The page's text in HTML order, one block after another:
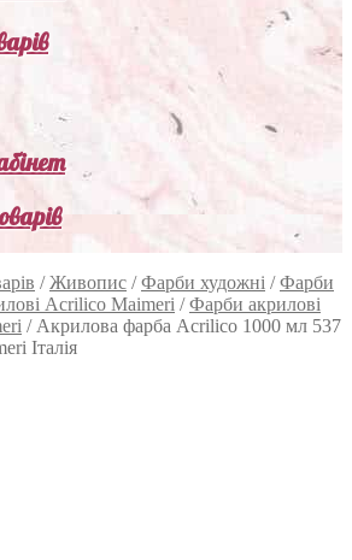
/Живопис /Фарби художні /Фарби
Acrilico Maimeri /Фарби акрилові
/ Акрилова фарба Acrilico 1000 мл 537
Італія